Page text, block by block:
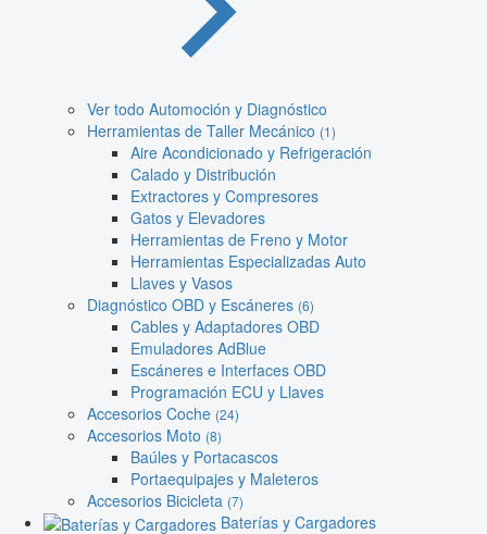
Ver todo Automoción y Diagnóstico
Herramientas de Taller Mecánico (1)
Aire Acondicionado y Refrigeración
Calado y Distribución
Extractores y Compresores
Gatos y Elevadores
Herramientas de Freno y Motor
Herramientas Especializadas Auto
Llaves y Vasos
Diagnóstico OBD y Escáneres (6)
Cables y Adaptadores OBD
Emuladores AdBlue
Escáneres e Interfaces OBD
Programación ECU y Llaves
Accesorios Coche (24)
Accesorios Moto (8)
Baúles y Portacascos
Portaequipajes y Maleteros
Accesorios Bicicleta (7)
Baterías y Cargadores